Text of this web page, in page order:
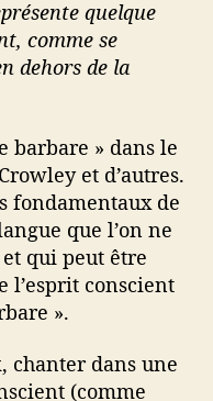
quelque
comme se
dehors de la
barbare » dans le
et d’autres.
fondamentaux de
que l’on ne
qui peut être
l’esprit conscient
».
chanter dans une
(comme